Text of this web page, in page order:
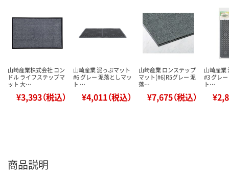
山崎産業株式会社 コン
ドル ライフステップマ
ット 大…
¥3,393（税込）
山崎産業 泥っぷマット
#6 グレー 泥落としマッ
ト …
¥4,011（税込）
山崎産業 ロンステップ
マット(#6)R5グレー 泥
落…
¥7,675（税込）
山崎産業
#3 グレ
ト…
商品説明